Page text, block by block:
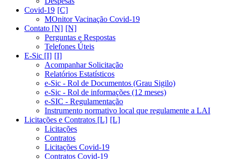
Covid-19
MOnitor Vacinação Covid-19
Contato [N]
Perguntas e Respostas
Telefones Úteis
E-Sic [I]
Acompanhar Solicitação
Relatórios Estatísticos
e-Sic - Rol de Documentos (Grau Sigilo)
e-Sic - Rol de informações (12 meses)
e-SIC - Regulamentação
Instrumento normativo local que regulamente a LAI
Licitações e Contratos [L]
Licitações
Contratos
Licitações Covid-19
Contratos Covid-19